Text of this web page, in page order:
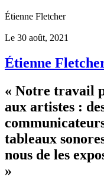
Étienne Fletcher
Le 30 août, 2021
Étienne
« Notre travail
aux artistes :
tableaux
nous de les
»